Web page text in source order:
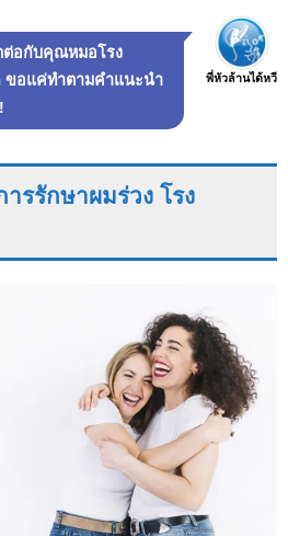
พี่หัวล้านได้หวี
ต่อกับคุณหมอโรง
ขอแค่ทำตามคำแนะนำ
รรักษาผมร่วง โรง